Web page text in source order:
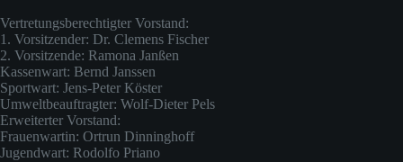
Vertretungsberechtigter Vorstand:
1. Vorsitzender: Dr. Clemens Fischer
2. Vorsitzende: Ramona Janßen
Kassenwart: Bernd Janssen
Sportwart: Jens-Peter Köster
Umweltbeauftragter: Wolf-Dieter Pels
Erweiterter Vorstand:
Frauenwartin: Ortrun Dinninghoff
Jugendwart: Rodolfo Priano